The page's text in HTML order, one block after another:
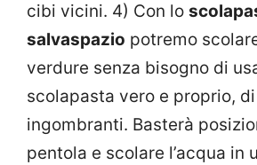
cibi vicini. 4) Con lo
salvaspazio potremo
verdure senza bisogno di
scolapasta vero e proprio,
ingombranti. Basterà
pentola e scolare l’acqua in